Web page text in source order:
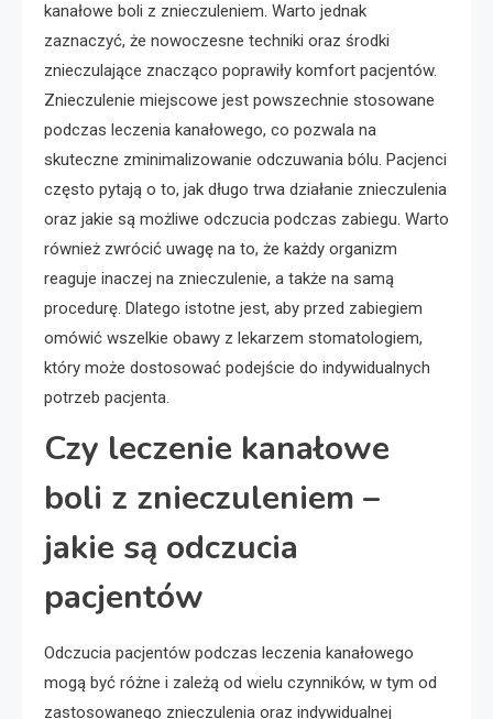
kanałowe boli z znieczuleniem. Warto jednak
zaznaczyć, że nowoczesne techniki oraz środki
znieczulające znacząco poprawiły komfort pacjentów.
Znieczulenie miejscowe jest powszechnie stosowane
podczas leczenia kanałowego, co pozwala na
skuteczne zminimalizowanie odczuwania bólu. Pacjenci
często pytają o to, jak długo trwa działanie znieczulenia
oraz jakie są możliwe odczucia podczas zabiegu. Warto
również zwrócić uwagę na to, że każdy organizm
reaguje inaczej na znieczulenie, a także na samą
procedurę. Dlatego istotne jest, aby przed zabiegiem
omówić wszelkie obawy z lekarzem stomatologiem,
który może dostosować podejście do indywidualnych
potrzeb pacjenta.
Czy leczenie kanałowe
boli z znieczuleniem –
jakie są odczucia
pacjentów
Odczucia pacjentów podczas leczenia kanałowego
mogą być różne i zależą od wielu czynników, w tym od
zastosowanego znieczulenia oraz indywidualnej